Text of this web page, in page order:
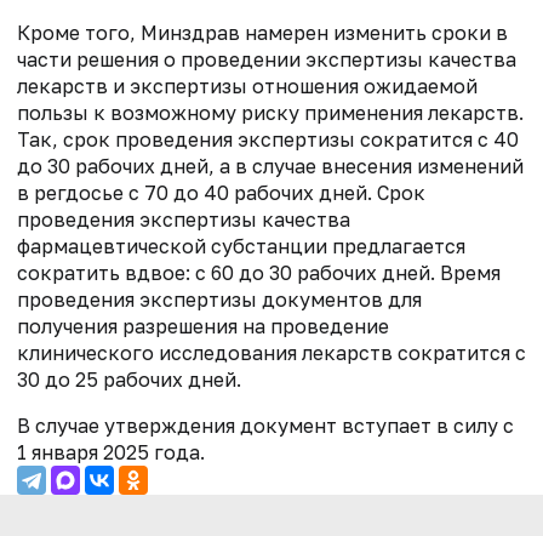
Кроме того, Минздрав намерен изменить сроки в
части решения о проведении экспертизы качества
лекарств и экспертизы отношения ожидаемой
пользы к возможному риску применения лекарств.
Так, срок проведения экспертизы сократится с 40
до 30 рабочих дней, а в случае внесения изменений
в регдосье с 70 до 40 рабочих дней. Срок
проведения экспертизы качества
фармацевтической субстанции предлагается
сократить вдвое: с 60 до 30 рабочих дней. Время
проведения экспертизы документов для
получения разрешения на проведение
клинического исследования лекарств сократится с
30 до 25 рабочих дней.
В случае утверждения документ вступает в силу с
1 января 2025 года.